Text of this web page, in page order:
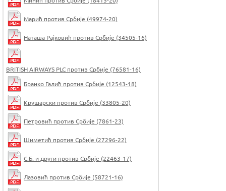
Марић против Србије (49974-20)
Наташа Рајковић против Србије (34505-16)
BRITISH AIRWAYS PLC против Србије (76581-16)
Бранко Галић против Србије (12543-18)
Крушарски против Србије (33805-20)
Петровић против Србије (7861-23)
Шиметић против Србије (27296-22)
С.Б. и други против Србије (22463-17)
Лазовић против Србије (58721-16)